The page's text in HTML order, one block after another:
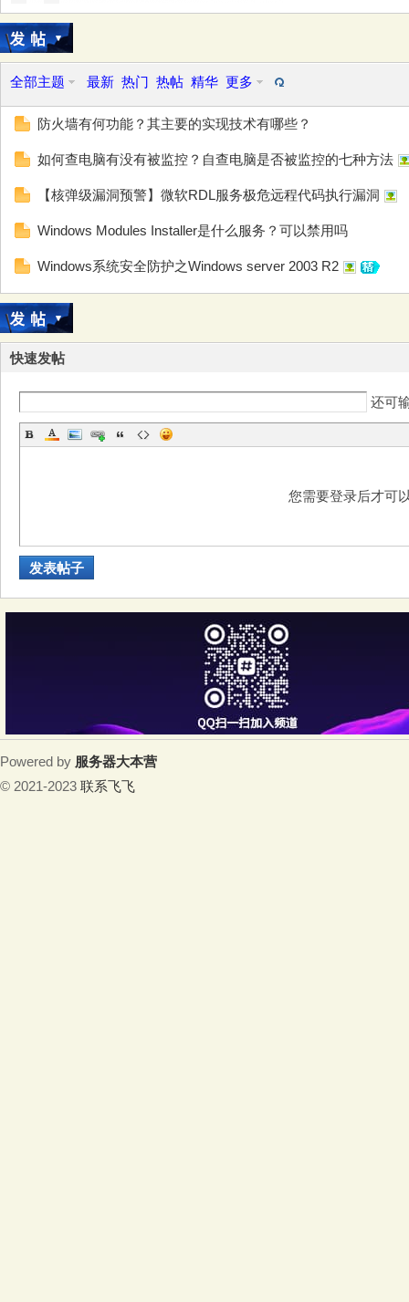
器
营
全部主题 最新 热门 热帖 精华 更多
防火墙有何功能？其主要的实现技术有哪些？
如何查电脑有没有被监控？自查电脑是否被监控的七种方法
【核弹级漏洞预警】微软RDL服务极危远程代码执行漏洞
Windows Modules Installer是什么服务？可以禁用吗
Windows系统安全防护之Windows server 2003 R2
快速发帖
还可
您需要登录后才可
发表帖子
Powered by 服务器大本营
© 2021-2023 联系飞飞